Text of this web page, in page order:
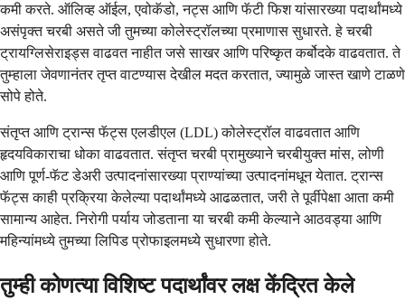
कमी करते. ऑलिव्ह ऑईल, एवोकॅडो, नट्स आणि फॅटी फिश यांसारख्या पदार्थांमध्ये
असंपृक्त चरबी असते जी तुमच्या कोलेस्ट्रॉलच्या प्रमाणास सुधारते. हे चरबी
ट्रायग्लिसेराइड्स वाढवत नाहीत जसे साखर आणि परिष्कृत कर्बोदके वाढवतात. ते
तुम्हाला जेवणानंतर तृप्त वाटण्यास देखील मदत करतात, ज्यामुळे जास्त खाणे टाळणे
सोपे होते.
संतृप्त आणि ट्रान्स फॅट्स एलडीएल (LDL) कोलेस्ट्रॉल वाढवतात आणि
हृदयविकाराचा धोका वाढवतात. संतृप्त चरबी प्रामुख्याने चरबीयुक्त मांस, लोणी
आणि पूर्ण-फॅट डेअरी उत्पादनांसारख्या प्राण्यांच्या उत्पादनांमधून येतात. ट्रान्स
फॅट्स काही प्रक्रिया केलेल्या पदार्थांमध्ये आढळतात, जरी ते पूर्वीपेक्षा आता कमी
सामान्य आहेत. निरोगी पर्याय जोडताना या चरबी कमी केल्याने आठवड्या आणि
महिन्यांमध्ये तुमच्या लिपिड प्रोफाइलमध्ये सुधारणा होते.
तुम्ही कोणत्या विशिष्ट पदार्थांवर लक्ष केंद्रित केले